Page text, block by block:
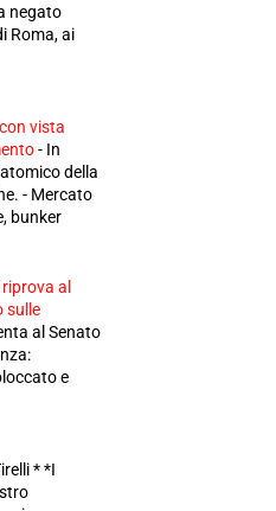
negato
Roma, ai
vista
- In
della
- Mercato
bunker
al
sulle
al Senato
e
* *I